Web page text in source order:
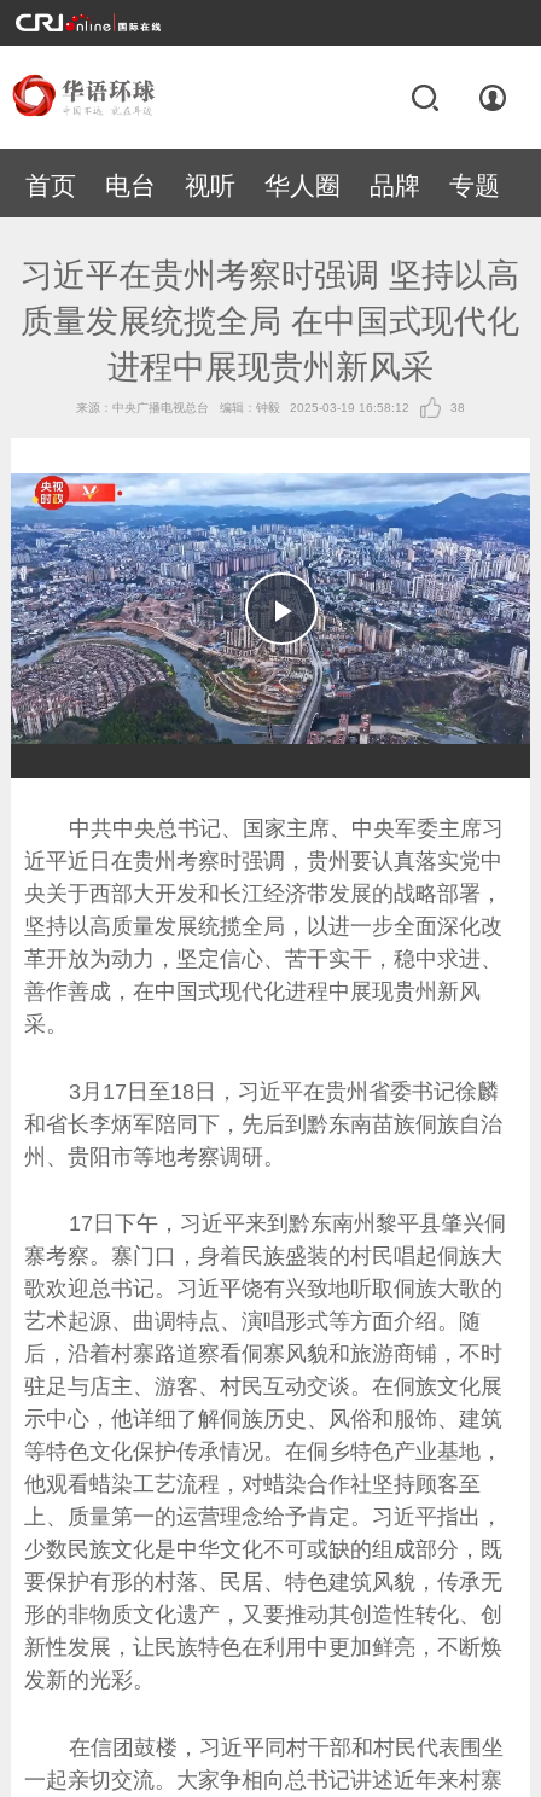
首页 电台 视听 华人圈 品牌 专题
习近平在贵州考察时强调 坚持以高
质量发展统揽全局 在中国式现代化
进程中展现贵州新风采
来源：中央广播电视总台 编辑：钟毅 2025-03-19 16:58:12 38
播
放
中共中央总书记、国家主席、中央军委主席习
近平近日在贵州考察时强调，贵州要认真落实党中
央关于西部大开发和长江经济带发展的战略部署，
坚持以高质量发展统揽全局，以进一步全面深化改
革开放为动力，坚定信心、苦干实干，稳中求进、
善作善成，在中国式现代化进程中展现贵州新风
采。
3月17日至18日，习近平在贵州省委书记徐麟
和省长李炳军陪同下，先后到黔东南苗族侗族自治
州、贵阳市等地考察调研。
17日下午，习近平来到黔东南州黎平县肇兴侗
寨考察。寨门口，身着民族盛装的村民唱起侗族大
歌欢迎总书记。习近平饶有兴致地听取侗族大歌的
艺术起源、曲调特点、演唱形式等方面介绍。随
后，沿着村寨路道察看侗寨风貌和旅游商铺，不时
驻足与店主、游客、村民互动交谈。在侗族文化展
示中心，他详细了解侗族历史、风俗和服饰、建筑
等特色文化保护传承情况。在侗乡特色产业基地，
他观看蜡染工艺流程，对蜡染合作社坚持顾客至
上、质量第一的运营理念给予肯定。习近平指出，
少数民族文化是中华文化不可或缺的组成部分，既
要保护有形的村落、民居、特色建筑风貌，传承无
形的非物质文化遗产，又要推动其创造性转化、创
新性发展，让民族特色在利用中更加鲜亮，不断焕
发新的光彩。
在信团鼓楼，习近平同村干部和村民代表围坐
一起亲切交流。大家争相向总书记讲述近年来村寨